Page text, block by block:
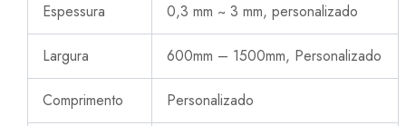
Espessura 0,3 mm ~ 3 mm, personalizado
Largura 600mm – 1500mm, Personalizado
Comprimento Personalizado